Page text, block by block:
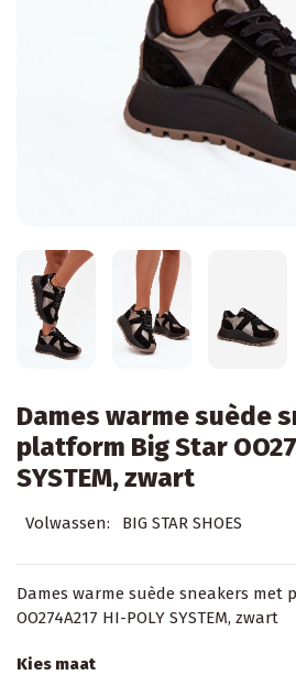
Dames warme suède
platform Big Star
SYSTEM, zwart
Volwassen: BIG STAR SHOES
Dames warme suède sneakers met
OO274A217 HI-POLY SYSTEM, zwart
Kies maat